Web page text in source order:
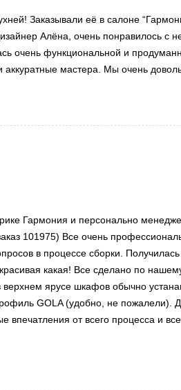
Заказывали её в салоне
Алёна, очень понравилось с
очень функциональной и
аккуратные мастера. Мы очень
Гармония и персонально
101975) Все очень
в процессе сборки. Получилась
какая! Все сделано по
верхнем ярусе шкафов обычно
GOLA (удобно, не пожалели).
впечатления от всего процесса и